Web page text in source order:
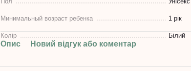
Минимальный возраст ребенка 1 рік
Колір Білий
Опис Новий відгук або коментар